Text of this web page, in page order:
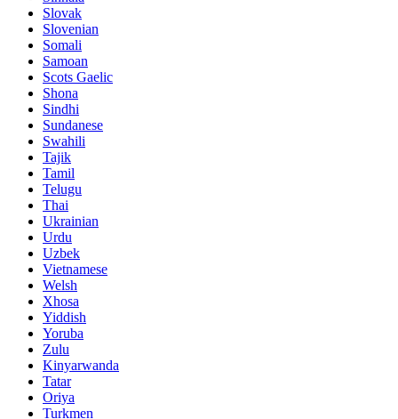
Slovak
Slovenian
Somali
Samoan
Scots Gaelic
Shona
Sindhi
Sundanese
Swahili
Tajik
Tamil
Telugu
Thai
Ukrainian
Urdu
Uzbek
Vietnamese
Welsh
Xhosa
Yiddish
Yoruba
Zulu
Kinyarwanda
Tatar
Oriya
Turkmen